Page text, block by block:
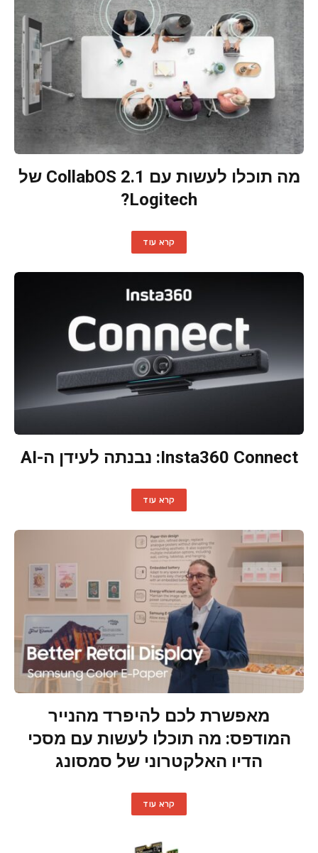
מה תוכלו לעשות עם CollabOS 2.1 של
Logitech?
קרא עוד
Insta360 Connect: נבנתה לעידן ה-AI
קרא עוד
מאפשרת לכם להיפרד מהנייר
המודפס: מה תוכלו לעשות עם מסכי
הדיו האלקטרוני של סמסונג
קרא עוד